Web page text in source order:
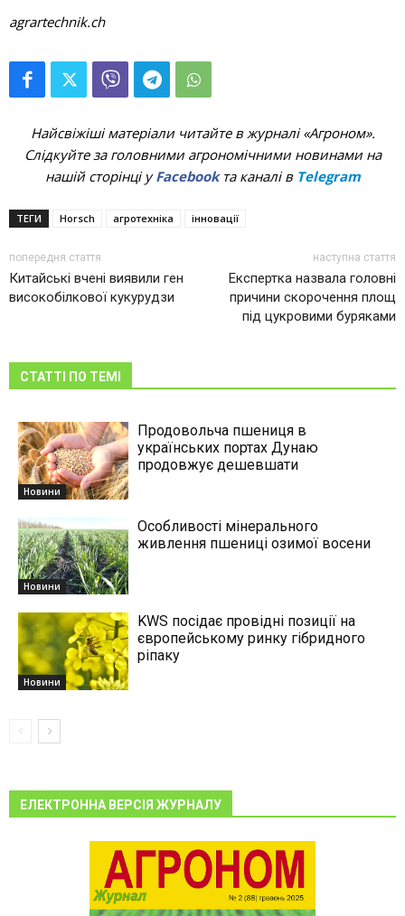
agrartechnik.ch
Найсвіжіші матеріали читайте в журналі «Агроном».
Слідкуйте за головними агрономічними новинами на
нашій сторінці уFacebookта каналі в Telegram
ТЕГИ Horsch агротехніка інновації
попередня стаття
Китайські вчені виявили ген
високобілкової кукурудзи
наступна стаття
Експертка назвала головні
причини скорочення площ
під цукровими буряками
СТАТТІ ПО ТЕМІ
Новини
Продовольча пшениця в
українських портах Дунаю
продовжує дешевшати
Новини
Особливості мінерального
живлення пшениці озимої восени
Новини
KWS посідає провідні позиції на
європейському ринку гібридного
ріпаку
ЕЛЕКТРОННА ВЕРСІЯ ЖУРНАЛУ